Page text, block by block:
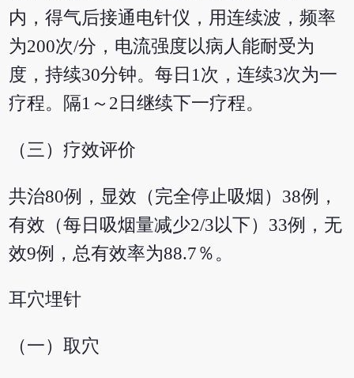
内，得气后接通电针仪，用连续波，频率
为200次/分，电流强度以病人能耐受为
度，持续30分钟。每日1次，连续3次为一
疗程。隔1～2日继续下一疗程。
（三）疗效评价
共治80例，显效（完全停止吸烟）38例，
有效（每日吸烟量减少2/3以下）33例，无
效9例，总有效率为88.7％。
耳穴埋针
（一）取穴